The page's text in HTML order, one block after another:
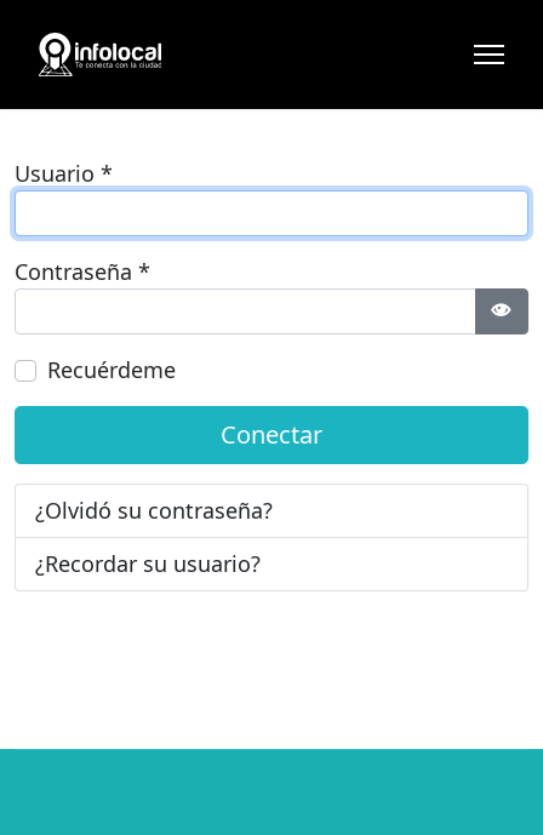
Usuario *
Contraseña *
Recuérdeme
Conectar
¿Olvidó su contraseña?
¿Recordar su usuario?